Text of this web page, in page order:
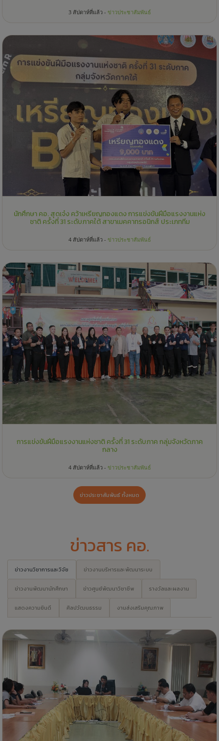
3 สัปดาห์ที่แล้ว - ข่าวประชาสัมพันธ์
นักศึกษา คอ. สุดเจ๋ง คว้าเหรียญทองแดง การแข่งขันฝีมือแรงงานแห่ง
ชาติ ครั้งที่ 31 ระดับภาคใต้ สาขาเมคคาทรอนิกส์ ประเภททีม
4 สัปดาห์ที่แล้ว - ข่าวประชาสัมพันธ์
การแข่งขันฝีมือแรงงานแห่งชาติ ครั้งที่ 31 ระดับภาค กลุ่มจังหวัดภาค
กลาง
4 สัปดาห์ที่แล้ว - ข่าวประชาสัมพันธ์
ข่าวประชาสัมพันธ์ ทั้งหมด
ข่าวสาร คอ.
ข่าวงานวิชาการและวิจัย ข่าวงานบริหารและพัฒนาระบบ
ข่าวงานพัฒนานักศึกษา ข่าวศูนย์พัฒนาวิชาชีพ รางวัลและผลงาน
แสดงความยินดี ศิลปวัฒนธรรม งานส่งเสริมคุณภาพ